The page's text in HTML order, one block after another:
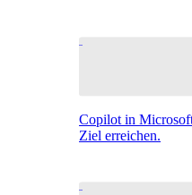
Copilot in
Ziel erreichen.